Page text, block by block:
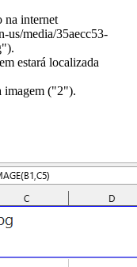
na internet
us/media/35aecc53-
.
estará localizada
imagem ("2").